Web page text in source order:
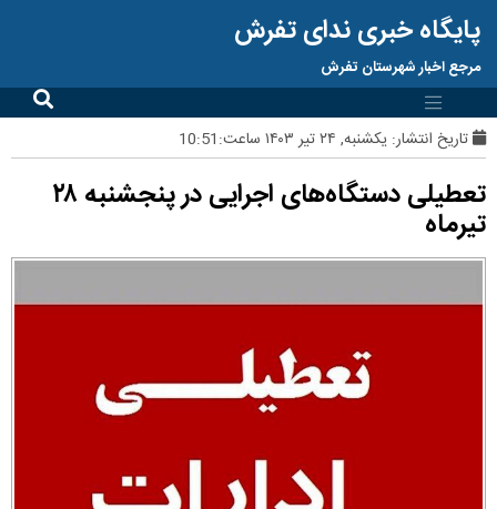
پایگاه خبری ندای تفرش
مرجع اخبار شهرستان تفرش
تاریخ انتشار: یکشنبه, ۲۴ تیر ۱۴۰۳ ساعت:10:51
تعطیلی دستگاه‌های اجرایی در پنجشنبه ۲۸
تیرماه